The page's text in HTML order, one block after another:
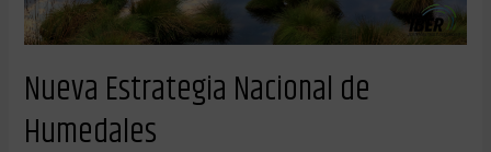
Nueva Estrategia Nacional de
Humedales